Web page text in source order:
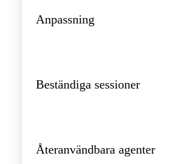
Anpassning
Beständiga sessioner
Återanvändbara agenter